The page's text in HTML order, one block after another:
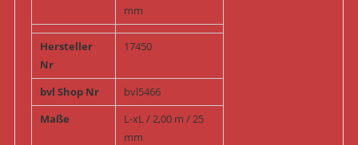
mm
Hersteller
Nr
17450
bvl Shop Nr
bvl5466
Maße
L-xL / 2,00 m / 25
mm